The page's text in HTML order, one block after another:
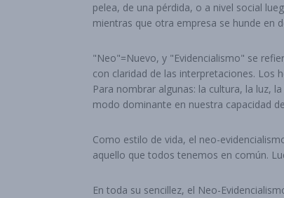
pelea, de una pérdida, o a nivel social
mientras que otra empresa se hunde en
"Neo"=Nuevo, y "Evidencialismo" se
con claridad de las interpretaciones. Los
Para nombrar algunas: la cultura, la luz,
modo dominante en nuestra capacidad
Como estilo de vida, el neo-
aquello que todos tenemos en común.
En toda su sencillez, el Neo-